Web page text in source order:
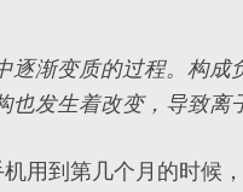
渐变质的过程。构成
发生着改变，导致离
用到第几个月的时候